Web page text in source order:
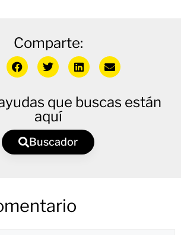
Comparte:
que buscas están
aquí
Buscador